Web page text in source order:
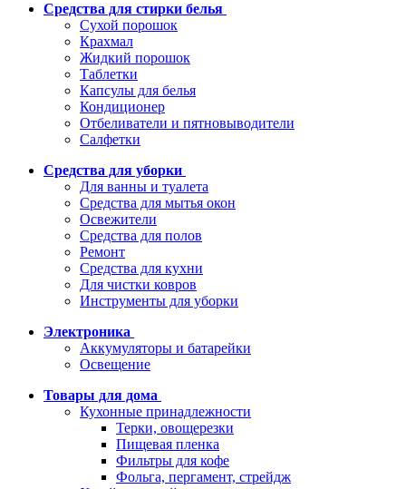
Средства для стирки белья
Сухой порошок
Крахмал
Жидкий порошок
Таблетки
Капсулы для белья
Кондиционер
Отбеливатели и пятновыводители
Салфетки
Средства для уборки
Для ванны и туалета
Средства для мытья окон
Освежители
Средства для полов
Ремонт
Средства для кухни
Для чистки ковров
Инструменты для уборки
Электроника
Аккумуляторы и батарейки
Освещение
Товары для дома
Кухонные принадлежности
Терки, овощерезки
Пищевая пленка
Фильтры для кофе
Фольга, пергамент, стрейдж